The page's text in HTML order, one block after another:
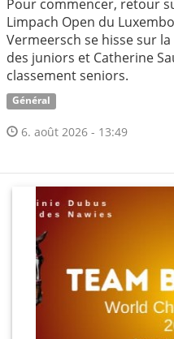
Pour commencer, retour
Limpach Open du
Vermeersch se hisse sur
des juniors et Catherine
classement seniors.
Général
6. août 2026 - 13:49